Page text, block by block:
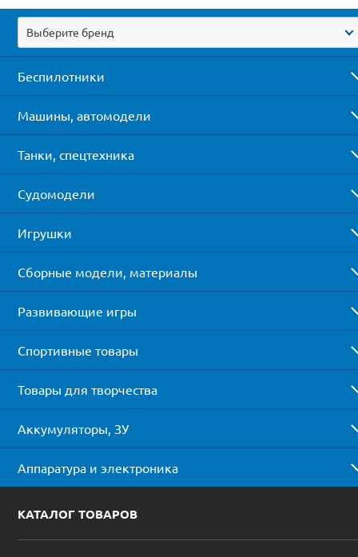
Выберите бренд
Беспилотники
Машины, автомодели
Танки, спецтехника
Судомодели
Игрушки
Сборные модели, материалы
Развивающие игры
Спортивные товары
Товары для творчества
Аккумуляторы, ЗУ
Аппаратура и электроника
КАТАЛОГ ТОВАРОВ